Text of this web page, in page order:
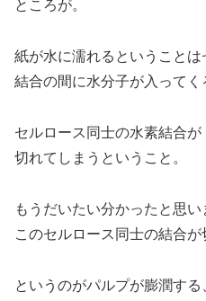
ところが。
紙が水に濡れるということは
結合の間に水分子が入ってく
セルロース同士の水素結合が
切れてしまうということ。
もうだいたい分かったと思い
このセルロース同士の結合が
というのがパルプが膨潤する